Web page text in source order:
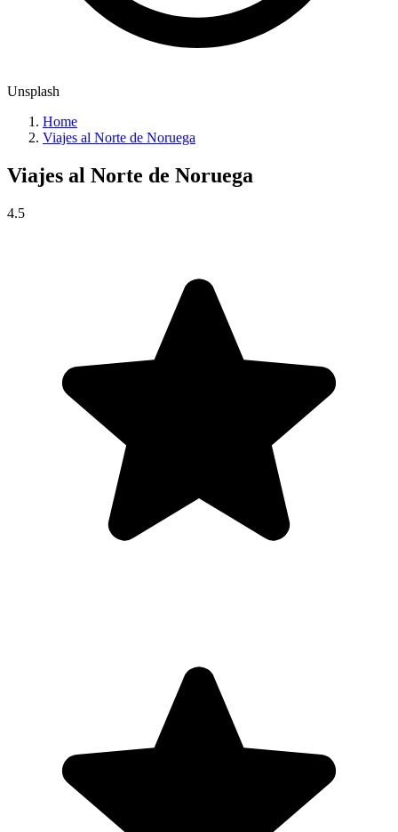
Unsplash
Home
Viajes al Norte de Noruega
Viajes al Norte de Noruega
4.5